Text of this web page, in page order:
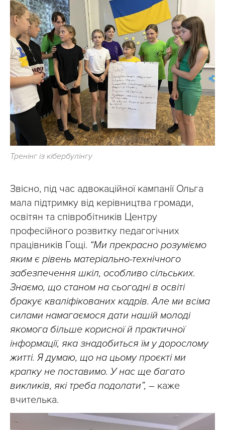
Тренінг із кібербулінгу
Звісно, під час адвокаційної кампанії Ольга
мала підтримку від керівництва громади,
освітян та співробітників Центру
професійного розвитку педагогічних
працівників Гощі. “Ми прекрасно розуміємо
яким є рівень матеріально-технічного
забезпечення шкіл, особливо сільських.
Знаємо, що станом на сьогодні в освіті
бракує кваліфікованих кадрів. Але ми всіма
силами намагаємося дати нашій молоді
якомога більше корисної й практичної
інформації, яка знадобиться їм у дорослому
житті. Я думаю, що на цьому проєкті ми
крапку не поставимо. У нас ще багато
викликів, які треба подолати”, – каже
вчителька.